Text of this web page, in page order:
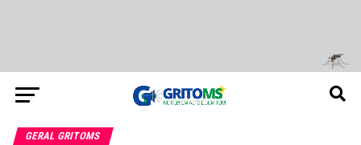
GERAL GRITOMS